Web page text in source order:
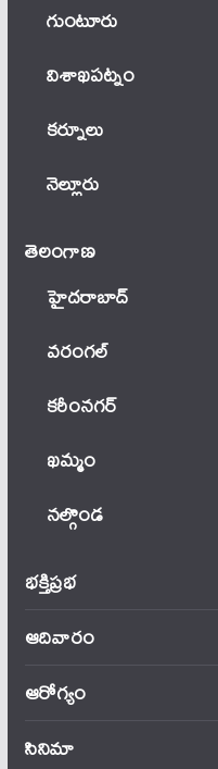
గుంటూరు
విశాఖపట్నం
కర్నూలు
నెల్లూరు
తెలంగాణ‌
హైదరాబాద్
వ‌రంగ‌ల్
కరీంనగర్
ఖ‌మ్మం
నల్గొండ
భక్తిప్రభ
ఆదివారం
ఆరోగ్యం
సినిమా